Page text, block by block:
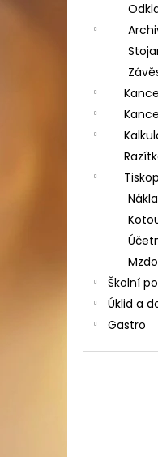
Školní
Úklid a
Gastro